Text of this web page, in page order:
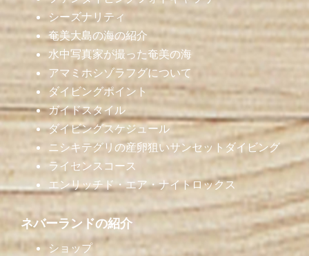
シーズナリティ
奄美大島の海の紹介
水中写真家が撮った奄美の海
アマミホシゾラフグについて
ダイビングポイント
ガイドスタイル
ダイビングスケジュール
ニシキテグリの産卵狙いサンセットダイビング
ライセンスコース
エンリッチド・エア・ナイトロックス
ネバーランドの紹介
ショップ